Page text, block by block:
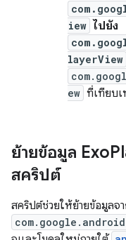
iew ไปยัง
layerView
ew ที่เทียบเ
ย้ายข้อมูล Exo
สคริปต์
สคริปต์ช่วยให้ย้ายข้อมูลจ